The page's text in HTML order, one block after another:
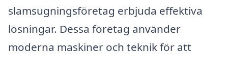
slamsugningsföretag erbjuda effektiva
lösningar. Dessa företag använder
moderna maskiner och teknik för att